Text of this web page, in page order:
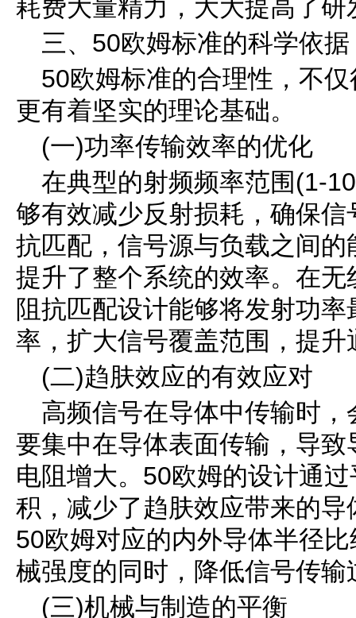
耗费大量精力，大大提高了研
三、50欧姆标准的科学依据
50欧姆标准的合理性，不
更有着坚实的理论基础。
(一)功率传输效率的优化
在典型的射频频率范围(1-
够有效减少反射损耗，确保
抗匹配，信号源与负载之间
提升了整个系统的效率。在
阻抗匹配设计能够将发射功
率，扩大信号覆盖范围，提升
(二)趋肤效应的有效应对
高频信号在导体中传输时
要集中在导体表面传输，导
电阻增大。50欧姆的设计通
积，减少了趋肤效应带来的
50欧姆对应的内外导体半径
械强度的同时，降低信号传
(三)机械与制造的平衡